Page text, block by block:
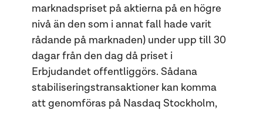
marknadspriset på aktierna på en högre
nivå än den som i annat fall hade varit
rådande på marknaden) under upp till 30
dagar från den dag då priset i
Erbjudandet offentliggörs. Sådana
stabiliseringstransaktioner kan komma
att genomföras på Nasdaq Stockholm,